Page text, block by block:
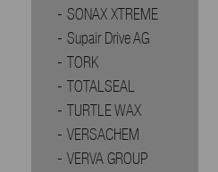
SONAX XTREME
Supair Drive AG
TORK
TOTALSEAL
TURTLE WAX
VERSACHEM
VERVA GROUP